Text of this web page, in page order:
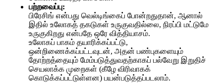
பற்றவைப்பு:
பிரேசிங் என்பது வெல்டிங்கைப் போன்றதுதான், ஆனால்
இதில் உலோகத் தகடுகள் உருகுவதில்லை, நிரப்பி மட்டுமே
உருகுகிறது என்பதே ஒரே வித்தியாசம்.
உலோகப் பாகம் தயாரிக்கப்பட்டு,
ஒன்றிணைக்கப்பட்டவுடன், அதன் பண்புகளையும்
தோற்றத்தையும் மேம்படுத்துவதற்காகப் பல்வேறு இறுதிச்
செயலாக்க முறைகள் (கீழே விரிவாகக்
கொடுக்கப்பட்டுள்ளன) பயன்படுத்தப்படலாம்.